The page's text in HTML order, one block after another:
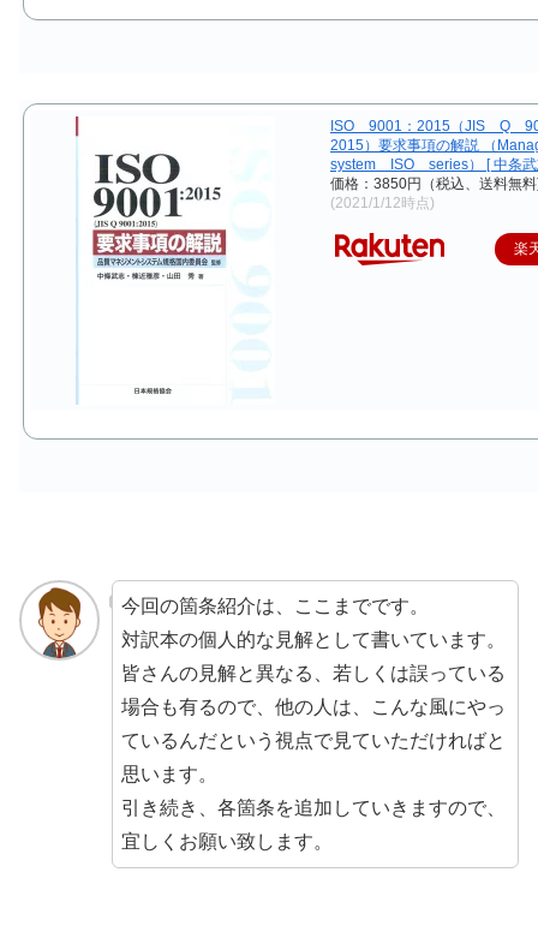
ISO 9001：2015（JIS Q
2015）要求事項の解説 （
system ISO series） [ 中条武
価格：3850円（税込、送料無
(2021/1/12時点)
楽
今回の箇条紹介は、ここまでです。
対訳本の個人的な見解として書いています。
皆さんの見解と異なる、若しくは誤っている
場合も有るので、他の人は、こんな風にやっ
ているんだという視点で見ていただければと
思います。
引き続き、各箇条を追加していきますので、
宜しくお願い致します。